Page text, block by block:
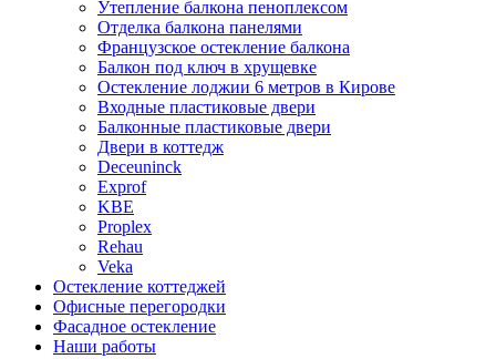
Утепление балкона пеноплексом
Отделка балкона панелями
Французское остекление балкона
Балкон под ключ в хрущевке
Остекление лоджии 6 метров в Кирове
Входные пластиковые двери
Балконные пластиковые двери
Двери в коттедж
Deceuninck
Exprof
KBE
Proplex
Rehau
Veka
Остекление коттеджей
Офисные перегородки
Фасадное остекление
Наши работы